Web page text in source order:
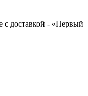
с доставкой - «Первый